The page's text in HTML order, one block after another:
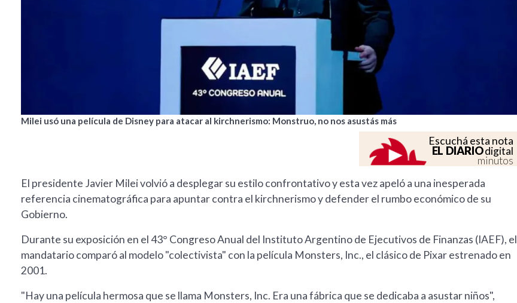
Milei usó una película de Disney para atacar al kirchnerismo: Monstruo, no nos asustás más
Escuchá esta nota
EL DIARIOdigital
minutos
El presidente Javier Milei volvió a desplegar su estilo confrontativo y esta vez apeló a una inesperada
referencia cinematográfica para apuntar contra el kirchnerismo y defender el rumbo económico de su
Gobierno.
Durante su exposición en el 43° Congreso Anual del Instituto Argentino de Ejecutivos de Finanzas (IAEF), el
mandatario comparó al modelo "colectivista" con la película Monsters, Inc., el clásico de Pixar estrenado en
2001.
"Hay una película hermosa que se llama Monsters, Inc. Era una fábrica que se dedicaba a asustar niños",